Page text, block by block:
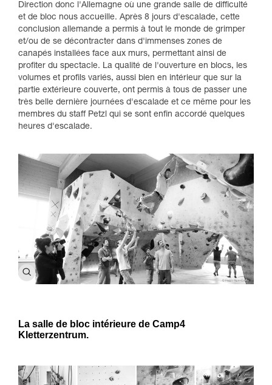
Direction donc l'Allemagne où une grande salle de difficulté
et de bloc nous accueille. Après 8 jours d'escalade, cette
conclusion allemande a permis à tout le monde de grimper
et/ou de se décontracter dans d'immenses zones de
canapés installées face aux murs, permettant ainsi de
profiter du spectacle. La qualité de l'ouverture en blocs, les
volumes et profils variés, aussi bien en intérieur que sur la
partie extérieure couverte, ont permis à tous de passer une
très belle dernière journées d'escalade et ce même pour les
membres du staff Petzl qui se sont enfin accordé quelques
heures d'escalade.
La salle de bloc intérieure de Camp4
Kletterzentrum.